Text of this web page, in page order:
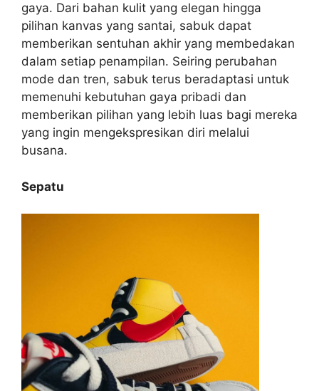
gaya. Dari bahan kulit yang elegan hingga
pilihan kanvas yang santai, sabuk dapat
memberikan sentuhan akhir yang membedakan
dalam setiap penampilan. Seiring perubahan
mode dan tren, sabuk terus beradaptasi untuk
memenuhi kebutuhan gaya pribadi dan
memberikan pilihan yang lebih luas bagi mereka
yang ingin mengekspresikan diri melalui
busana.
Sepatu